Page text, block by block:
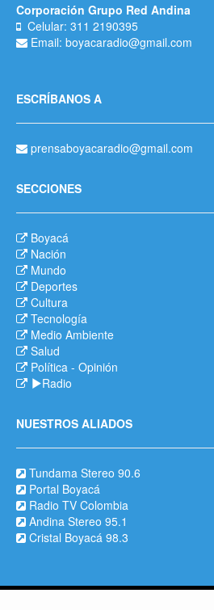
Corporación Grupo Red Andina
Celular: 311 2190395
Email: boyacaradio@gmail.com
ESCRÍBANOS A
prensaboyacaradio@gmail.com
SECCIONES
Boyacá
Nación
Mundo
Deportes
Cultura
Tecnología
Medio Ambiente
Salud
Política - Opinión
Radio
NUESTROS ALIADOS
Tundama Stereo 90.6
Portal Boyacá
Radio TV Colombia
Andina Stereo 95.1
Cristal Boyacá 98.3